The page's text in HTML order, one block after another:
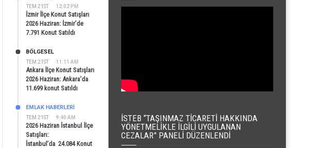
TEM 21ST 12:02 PM
İzmir İlçe Konut Satışları
2026 Haziran: İzmir’de
7.791 Konut Satıldı
TEM 21ST 11:11 AM
BÖLGESEL
Ankara İlçe Konut Satışları
2026 Haziran: Ankara’da
11.699 konut Satıldı
TEM 21ST 9:40 AM
EMLAK HABERLERI
2026 Haziran İstanbul İlçe
Satışları:
İstanbul’da 24.084 Konut
İSTEB “TAŞINMAZ TICARETI HAKKINDA
YÖNETMELIKLE İLGILI UYGULANAN
CEZALAR” PANELI DÜZENLENDI